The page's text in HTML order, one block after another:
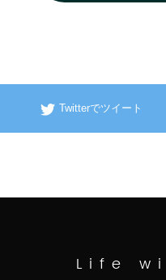
Twitterでツイート
Life